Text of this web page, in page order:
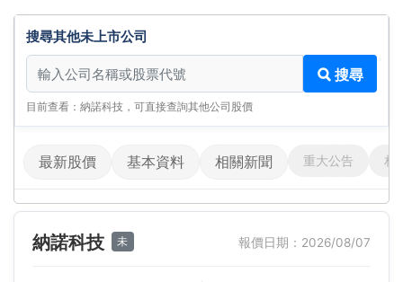
搜尋其他未上市公司
搜尋其他未上市公司
搜尋
目前查看：納諾科技，可直接查詢其他公司股價
最新股價 基本資料 相關新聞 重大公告 相
納諾科技 未 報價日期：2026/08/07